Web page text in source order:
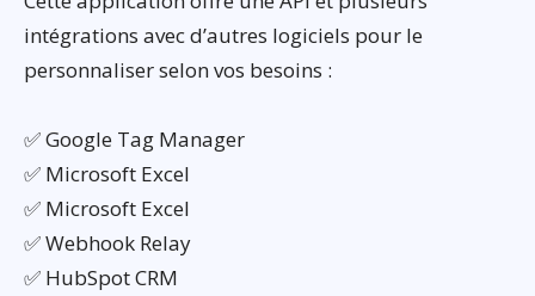
intégrations avec d’autres logiciels pour le
personnaliser selon vos besoins :
✅ Google Tag Manager
✅ Microsoft Excel
✅ Microsoft Excel
✅ Webhook Relay
✅ HubSpot CRM